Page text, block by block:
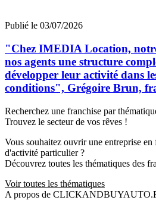
Publié le 03/07/2026
"Chez IMEDIA Location,
nos agents une structure
développer leur activité dans
conditions", Grégoire Brun,
Recherchez une franchise par
Trouvez le secteur de vos rêves !
Vous souhaitez ouvrir une entreprise en
d'activité particulier ?
Découvrez toutes les thématiques des
Voir toutes les thématiques
A propos de